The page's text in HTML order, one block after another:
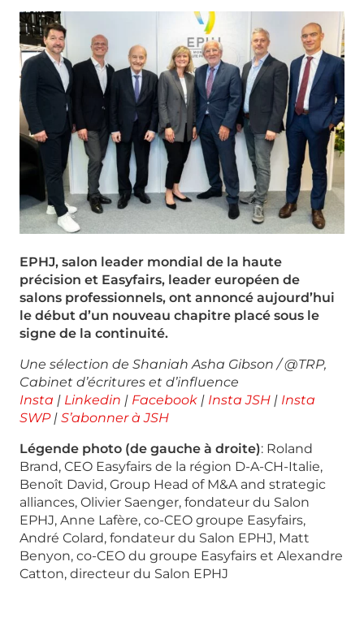
EPHJ, salon leader mondial de la haute
précision et Easyfairs, leader européen de
salons professionnels, ont annoncé aujourd’hui
le début d’un nouveau chapitre placé sous le
signe de la continuité.
Une sélection de Shaniah Asha Gibson / @TRP,
Cabinet d’écritures et d’influence
Insta | Linkedin | Facebook | Insta JSH | Insta
SWP| S’abonner à JSH
Légende photo (de gauche à droite): Roland
Brand, CEO Easyfairs de la région D-A-CH-Italie,
Benoît David, Group Head of M&A and strategic
alliances, Olivier Saenger, fondateur du Salon
EPHJ, Anne Lafère, co-CEO groupe Easyfairs,
André Colard, fondateur du Salon EPHJ, Matt
Benyon, co-CEO du groupe Easyfairs et Alexandre
Catton, directeur du Salon EPHJ